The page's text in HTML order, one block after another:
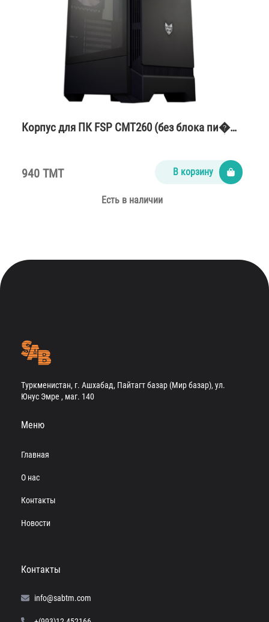
Корпус для ПК FSP CMT260 (без блока пи�…
940 TMT В корзину
Есть в наличии
Туркменистан, г. Ашхабад, Пайтагт базар (Мир базар), ул.
Юнус Эмре , маг. 140
Меню
Главная
О нас
Контакты
Новости
Контакты
info@sabtm.com